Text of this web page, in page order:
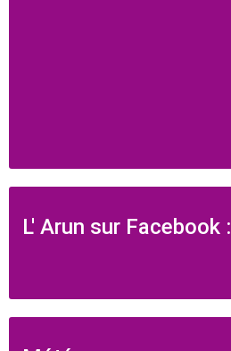
L' Arun sur Facebook :